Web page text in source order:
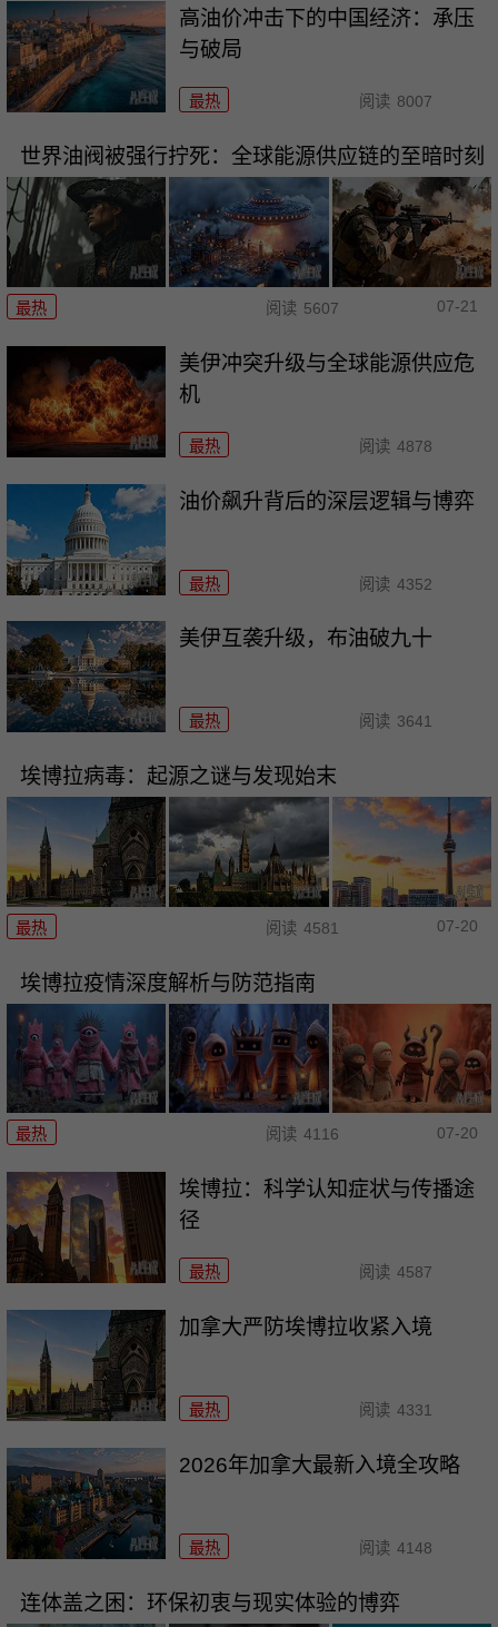
高油价冲击下的中国经济：承压
与破局
最热 阅读 8007
世界油阀被强行拧死：全球能源供应链的至暗时刻
最热 阅读 5607 07-21
美伊冲突升级与全球能源供应危
机
最热 阅读 4878
油价飙升背后的深层逻辑与博弈
最热 阅读 4352
美伊互袭升级，布油破九十
最热 阅读 3641
埃博拉病毒：起源之谜与发现始末
最热 阅读 4581 07-20
埃博拉疫情深度解析与防范指南
最热 阅读 4116 07-20
埃博拉：科学认知症状与传播途
径
最热 阅读 4587
加拿大严防埃博拉收紧入境
最热 阅读 4331
2026年加拿大最新入境全攻略
最热 阅读 4148
连体盖之困：环保初衷与现实体验的博弈